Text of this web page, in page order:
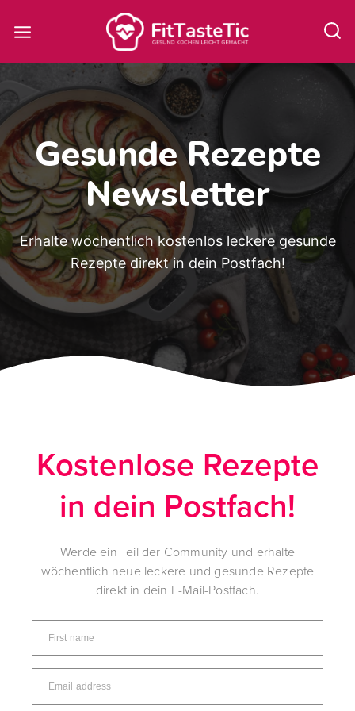
Inhalt
Gesunde Rezepte
Newsletter
Erhalte wöchentlich kostenlos leckere gesunde
Rezepte direkt in dein Postfach!
Kostenlose Rezepte
in dein Postfach!
Werde ein Teil der Community und erhalte
wöchentlich neue leckere und gesunde Rezepte
direkt in dein E-Mail-Postfach.
First name
Email address